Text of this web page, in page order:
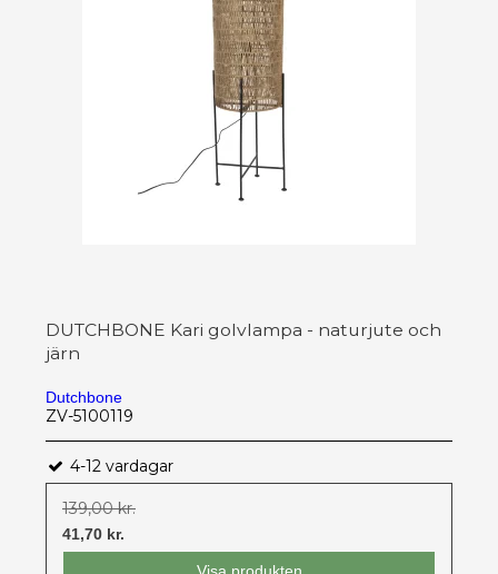
DUTCHBONE Kari golvlampa - naturjute och
järn
Dutchbone
ZV-5100119
4-12 vardagar
139,00 kr.
41,70 kr.